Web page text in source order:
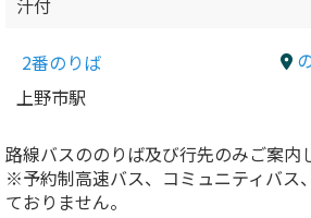
2番のりば
上野市駅
路線バスののりば及び行先のみご案内
※予約制高速バス、コミュニティバス
ておりません。